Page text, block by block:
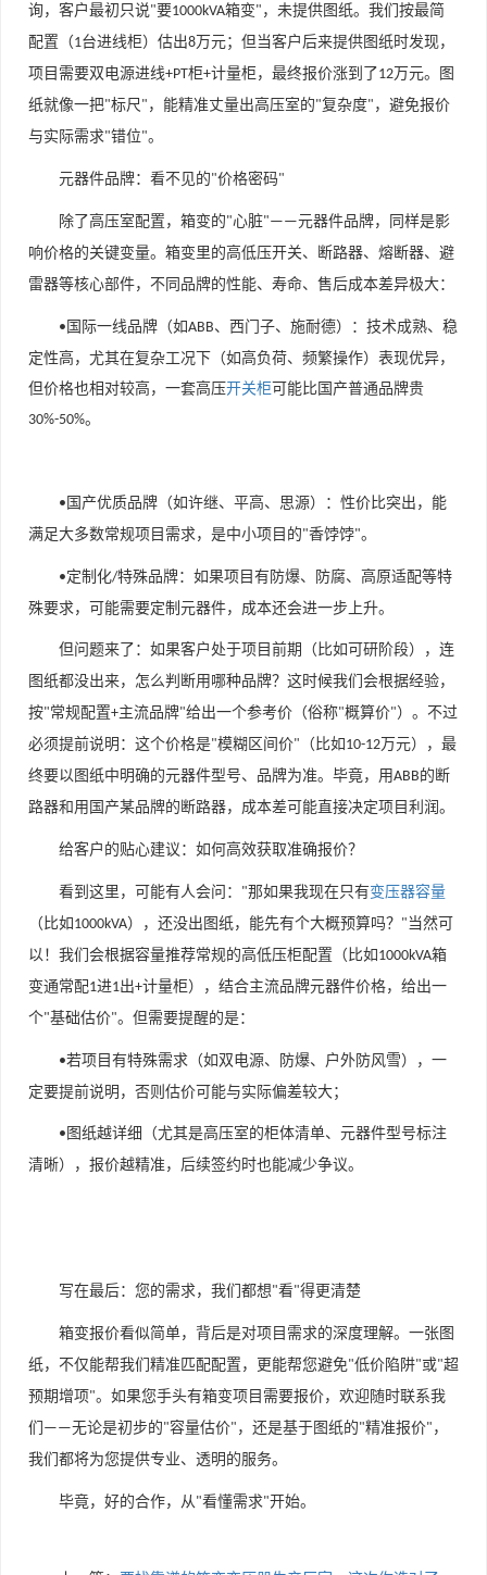
询，客户最初只说"要1000kVA箱变" ，未提供图纸。我们按最简
配置（1台进线柜）估出8万元；但当客户后来提供图纸时发现，
项目需要双电源进线+PT柜+计量柜，最终报价涨到了12万元。
图
纸就像一把"标尺 " ，能精准丈量出高压室的"复杂度" ，避免报价
与实际需求"错位"。
元器件品牌：看不见的"价格密码"
除了高压室配置，箱变的"心脏"——元器件品牌，同样是影
响价格的关键变量。箱变里的高低压开关、断路器、熔断器、避
雷器等核心部件，不同品牌的性能、寿命、售后成本差异极大：
• 国际一线品牌 （如ABB、西门子、施耐德）：技术成熟、稳
定性高，尤其在复杂工况下（如高负荷、频繁操作）表现优异，
但价格也相对较高，一套高压开关柜可能比国产普通品牌贵
30%-50%。
• 国产优质品牌 （如许继、平高、思源）：性价比突出，能
满足大多数常规项目需求，是中小项目的"香饽饽"。
•定制化/特殊品牌：如果项目有防爆、防腐、高原适配等特
殊要求，可能需要定制元器件，成本还会进一步上升。
但问题来了：如果客户处于项目前期（比如可研阶段），连
图纸都没出来，怎么判断用哪种品牌？这时候我们会根据经验，
按"常规配置+主流品牌"给出一个参考价（俗称"概算价"）。不过
必须提前说明：这个价格是"模糊区间价" （比如10-12万元），最
终要以图纸中明确的元器件型号、品牌为准。毕竟，用ABB的断
路器和用国产某品牌的断路器，成本差可能直接决定项目利润。
给客户的贴心建议：如何高效获取准确报价？
看到这里，可能有人会问： "那如果我现在只有变压器容量
（比如1000kVA），还没出图纸，能先有个大概预算吗？ " 当然可
以！我们会根据容量推荐常规的高低压柜配置（比如1000kVA箱
变通常配1进1出+计量柜），结合主流品牌元器件价格，给出一
个"基础估价"。但需要提醒的是：
•若项目有特殊需求（如双电源、防爆、户外防风雪），一
定要提前说明，否则估价可能与实际偏差较大；
• 图纸越详细（尤其是高压室的柜体清单、元器件型号标注
清晰），报价越精准，后续签约时也能减少争议。
写在最后：您的需求，我们都想"看"得更清楚
箱变报价看似简单，背后是对项目需求的深度理解。一张图
纸，不仅能帮我们精准匹配配置，更能帮您避免"低价陷阱"或"超
预期增项"。如果您手头有箱变项目需要报价，欢迎随时联系我
们 ——无论是初步的"容量估价" ，还是基于图纸的"精准报价" ，
我们都将为您提供专业、透明的服务。
毕竟，好的合作，从 "看懂需求"开始。